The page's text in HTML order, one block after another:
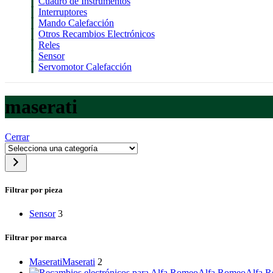
Interruptores
Mando Calefacción
Otros Recambios Electrónicos
Reles
Sensor
Servomotor Calefacción
maserati
Cerrar
Selecciona
una
categoría
Filtrar por pieza
Sensor 3
Filtrar por marca
MaseratiMaserati 2